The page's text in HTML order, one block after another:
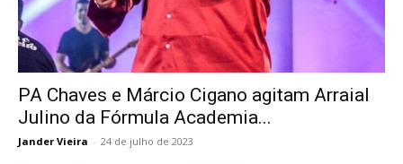
PA Chaves e Márcio Cigano agitam Arraial
Julino da Fórmula Academia...
Jander Vieira - 24 de julho de 2023